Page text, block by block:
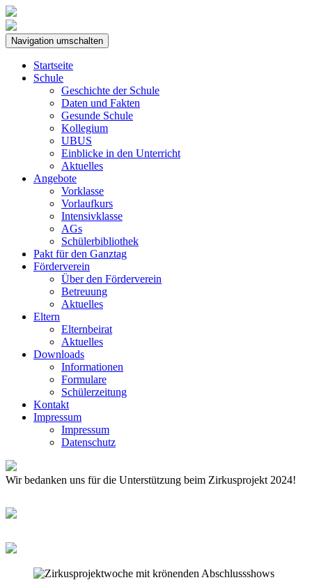
Navigation umschalten
Startseite
Schule
Geschichte der Schule
Daten und Fakten
Gesunde Schule
Kollegium
UBUS
Einblicke in den Unterricht
Aktuelles
Angebote
Vorklasse
Vorlaufkurs
Intensivklasse
AGs
Schülerbibliothek
Pakt für den Ganztag
Förderverein
Über den Förderverein
Betreuung
Aktuelles
Eltern
Elternbeirat
Aktuelles
Downloads
Informationen
Formulare
Schülerzeitung
Kontakt
Impressum
Impressum
Datenschutz
Wir bedanken uns für die Unterstützung beim Zirkusprojekt 2024!